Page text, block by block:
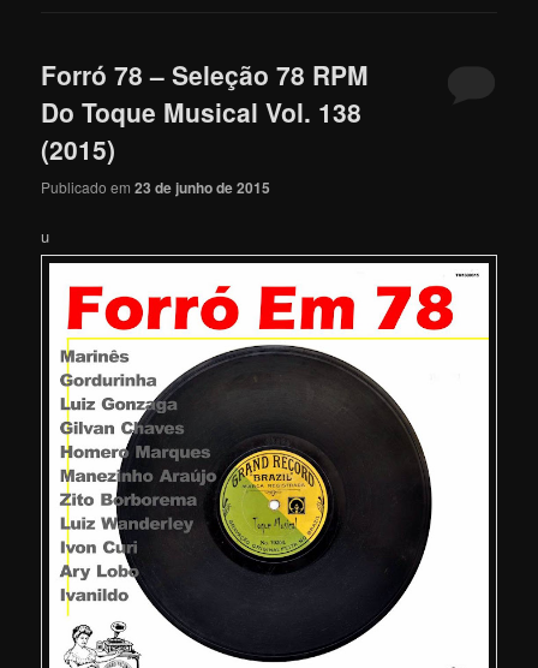
Forró 78 – Seleção 78 RPM
Do Toque Musical Vol. 138
(2015)
Publicado em23 de junho de 2015
u